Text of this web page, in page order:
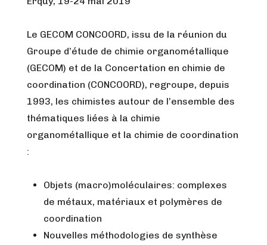
Le GECOM CONCOORD, issu de la réunion du
Groupe d’étude de chimie organométallique
(GECOM) et de la Concertation en chimie de
coordination (CONCOORD), regroupe, depuis
1993, les chimistes autour de l’ensemble des
thématiques liées à la chimie
organométallique et la chimie de coordination
:
Objets (macro)moléculaires: complexes
de métaux, matériaux et polymères de
coordination
Nouvelles méthodologies de synthèse